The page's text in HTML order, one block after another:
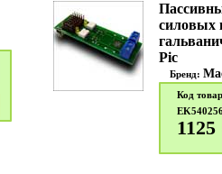
силовых
Pic
Бренд:
Код
1125